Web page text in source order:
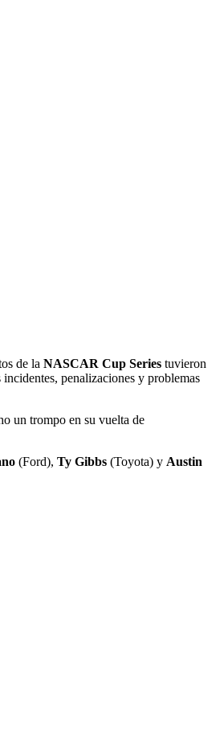
de la NASCAR Cup Series tuvieron
penalizaciones y problemas
un trompo en su vuelta de
(Ford), Ty Gibbs (Toyota) y Austin